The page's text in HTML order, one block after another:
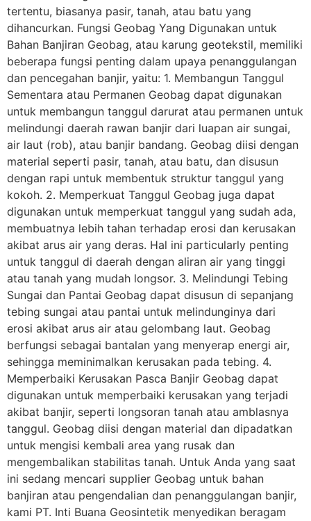
tertentu, biasanya pasir, tanah, atau batu yang
dihancurkan. Fungsi Geobag Yang Digunakan untuk
Bahan Banjiran Geobag, atau karung geotekstil, memiliki
beberapa fungsi penting dalam upaya penanggulangan
dan pencegahan banjir, yaitu: 1. Membangun Tanggul
Sementara atau Permanen Geobag dapat digunakan
untuk membangun tanggul darurat atau permanen untuk
melindungi daerah rawan banjir dari luapan air sungai,
air laut (rob), atau banjir bandang. Geobag diisi dengan
material seperti pasir, tanah, atau batu, dan disusun
dengan rapi untuk membentuk struktur tanggul yang
kokoh. 2. Memperkuat Tanggul Geobag juga dapat
digunakan untuk memperkuat tanggul yang sudah ada,
membuatnya lebih tahan terhadap erosi dan kerusakan
akibat arus air yang deras. Hal ini particularly penting
untuk tanggul di daerah dengan aliran air yang tinggi
atau tanah yang mudah longsor. 3. Melindungi Tebing
Sungai dan Pantai Geobag dapat disusun di sepanjang
tebing sungai atau pantai untuk melindunginya dari
erosi akibat arus air atau gelombang laut. Geobag
berfungsi sebagai bantalan yang menyerap energi air,
sehingga meminimalkan kerusakan pada tebing. 4.
Memperbaiki Kerusakan Pasca Banjir Geobag dapat
digunakan untuk memperbaiki kerusakan yang terjadi
akibat banjir, seperti longsoran tanah atau amblasnya
tanggul. Geobag diisi dengan material dan dipadatkan
untuk mengisi kembali area yang rusak dan
mengembalikan stabilitas tanah. Untuk Anda yang saat
ini sedang mencari supplier Geobag untuk bahan
banjiran atau pengendalian dan penanggulangan banjir,
kami PT. Inti Buana Geosintetik menyedikan beragam